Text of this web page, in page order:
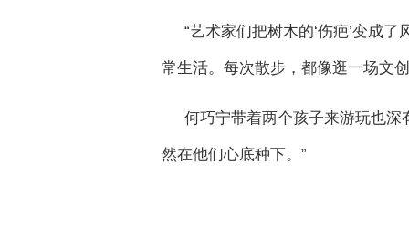
“艺术家们把树木的‘伤疤’变成
常生活。每次散步，都像逛一场文
何巧宁带着两个孩子来游玩也深
然在他们心底种下。”